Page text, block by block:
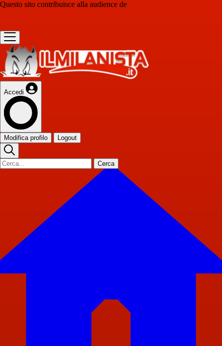
Questo sito contribuisce alla audience de
Accedi
Modifica profilo Logout
Cerca